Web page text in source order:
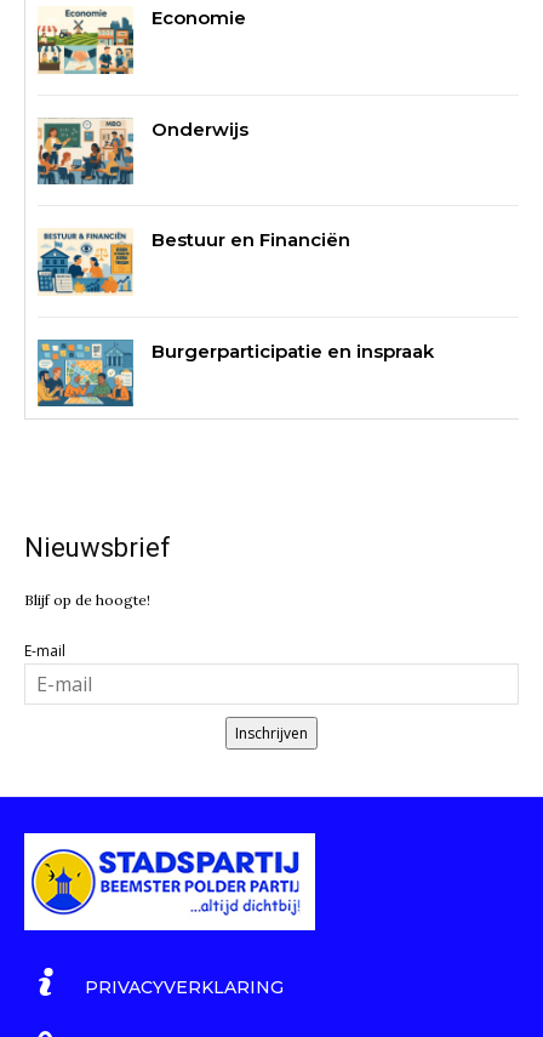
Economie
Onderwijs
Bestuur en Financiën
Burgerparticipatie en inspraak
Nieuwsbrief
Blijf op de hoogte!
E-mail
Inschrijven
PRIVACYVERKLARING